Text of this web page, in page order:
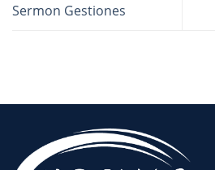
Sermon Gestiones